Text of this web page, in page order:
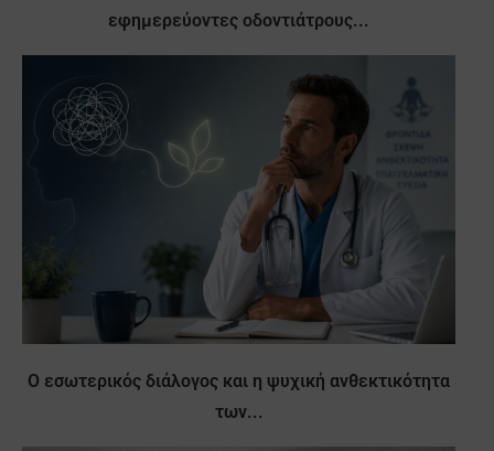
εφημερεύοντες οδοντιάτρους...
Ο εσωτερικός διάλογος και η ψυχική ανθεκτικότητα
των...